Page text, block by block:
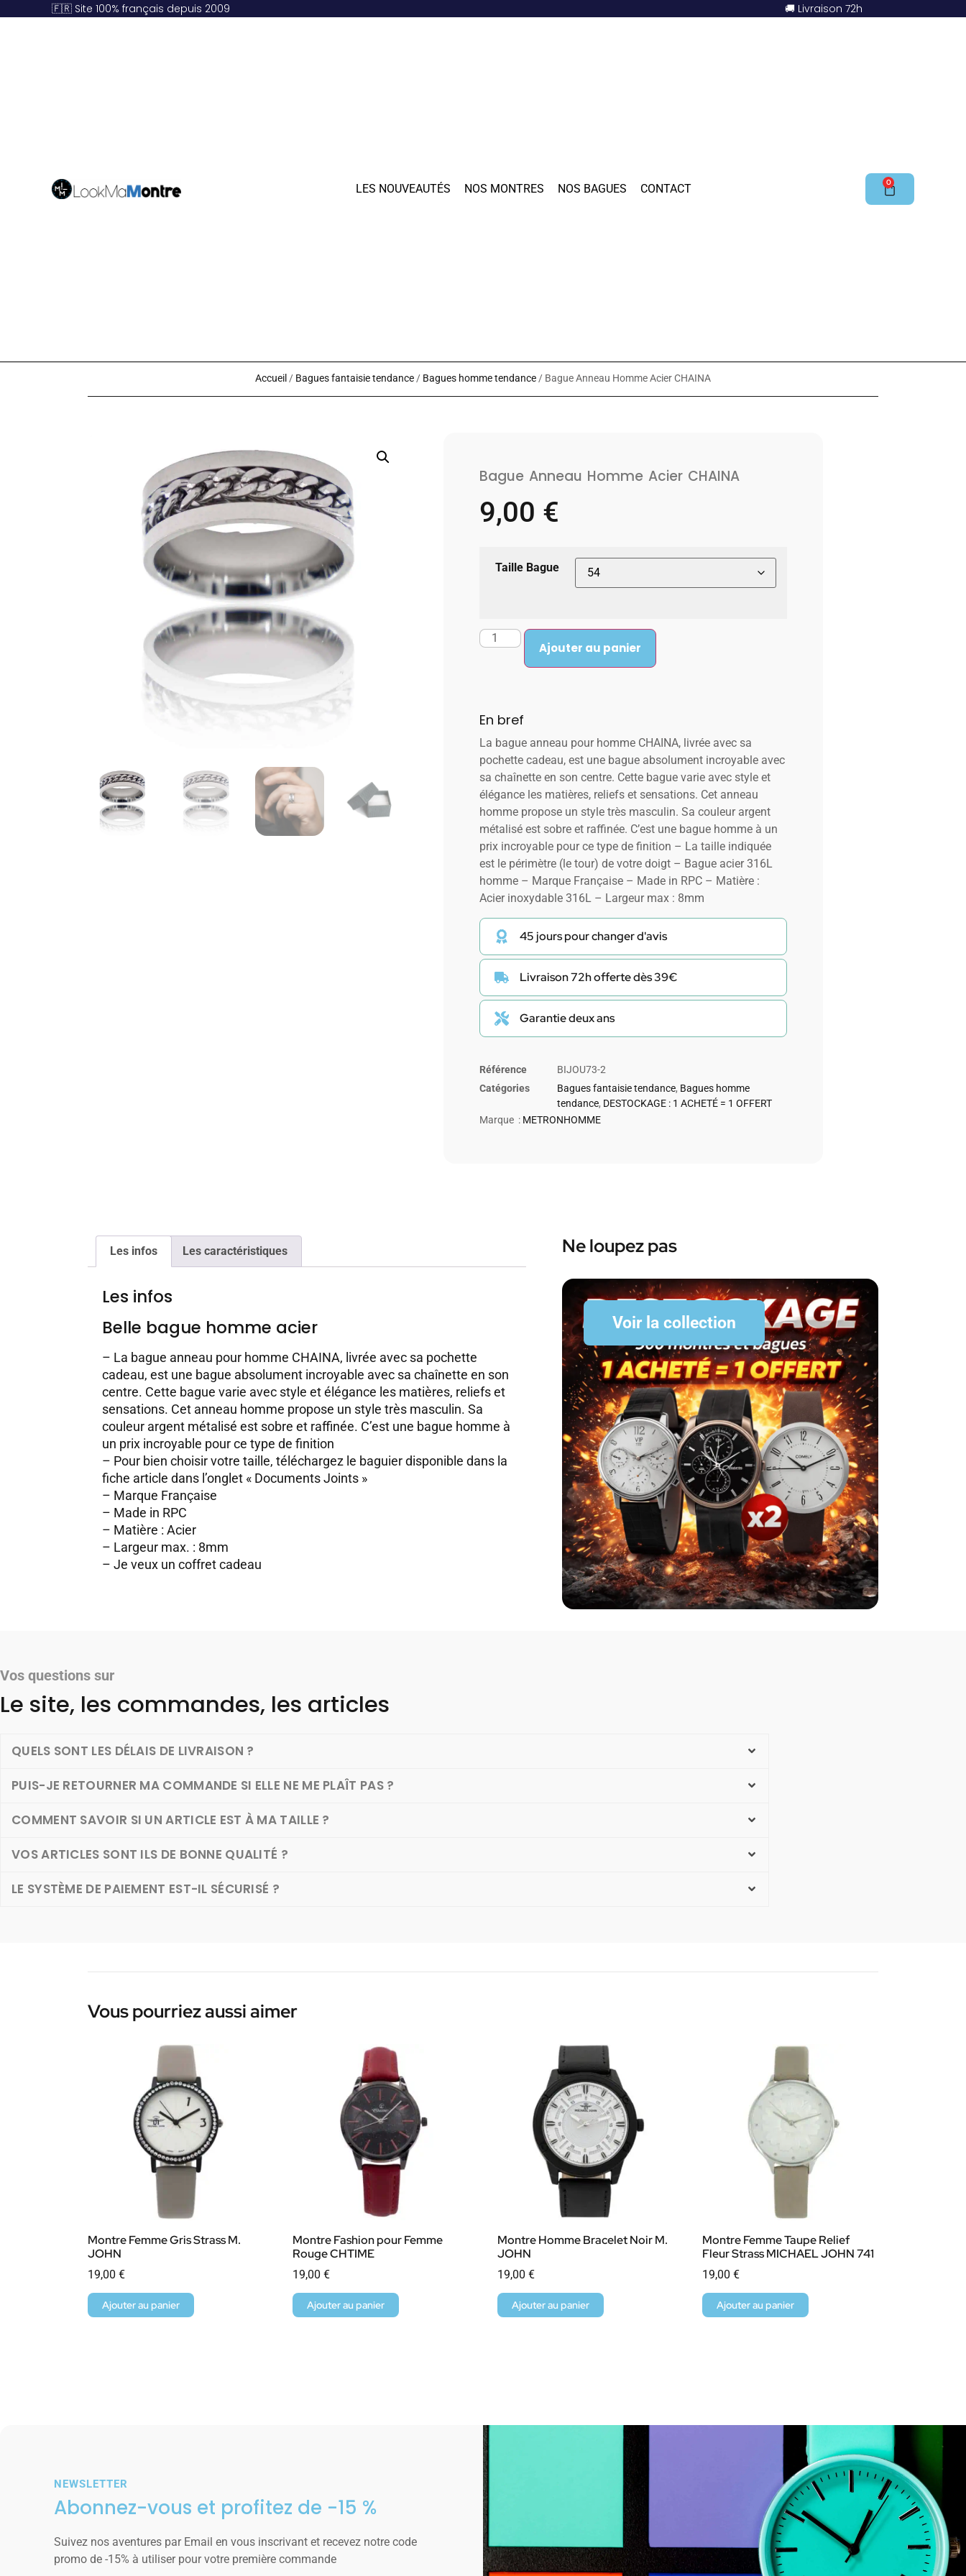
🇫🇷 Site 100% français depuis 2009 🚚 Livraison 72h
LES NOUVEAUTÉS NOS MONTRES NOS BAGUES CONTACT 0
Accueil / Bagues fantaisie tendance / Bagues homme tendance / Bague Anneau Homme Acier CHAINA
Bague Anneau Homme Acier CHAINA
9,00 €
Taille Bague
Ajouter au panier
En bref
La bague anneau pour homme CHAINA, livrée avec sa
pochette cadeau, est une bague absolument incroyable avec
sa chaînette en son centre. Cette bague varie avec style et
élégance les matières, reliefs et sensations. Cet anneau
homme propose un style très masculin. Sa couleur argent
métalisé est sobre et raffinée. C’est une bague homme à un
prix incroyable pour ce type de finition – La taille indiquée
est le périmètre (le tour) de votre doigt – Bague acier 316L
homme – Marque Française – Made in RPC – Matière :
Acier inoxydable 316L – Largeur max : 8mm
45 jours pour changer d'avis
Livraison 72h offerte dès 39€
Garantie deux ans
Référence
BIJOU73-2
Catégories
Bagues fantaisie tendance, Bagues homme
tendance, DESTOCKAGE : 1 ACHETÉ = 1 OFFERT
Marque : METRONHOMME
Les infos Les caractéristiques
Les infos
Belle bague homme acier
– La bague anneau pour homme CHAINA, livrée avec sa pochette
cadeau, est une bague absolument incroyable avec sa chaînette en son
centre. Cette bague varie avec style et élégance les matières, reliefs et
sensations. Cet anneau homme propose un style très masculin. Sa
couleur argent métalisé est sobre et raffinée. C’est une bague homme à
un prix incroyable pour ce type de finition
– Pour bien choisir votre taille, téléchargez le baguier disponible dans la
fiche article dans l’onglet « Documents Joints »
– Marque Française
– Made in RPC
– Matière : Acier
– Largeur max. : 8mm
– Je veux un coffret cadeau
Ne loupez pas
Voir la collection
Vos questions sur
Le site, les commandes, les articles
QUELS SONT LES DÉLAIS DE LIVRAISON ?
PUIS-JE RETOURNER MA COMMANDE SI ELLE NE ME PLAÎT PAS ?
COMMENT SAVOIR SI UN ARTICLE EST À MA TAILLE ?
VOS ARTICLES SONT ILS DE BONNE QUALITÉ ?
LE SYSTÈME DE PAIEMENT EST-IL SÉCURISÉ ?
Vous pourriez aussi aimer
Montre Femme Gris Strass M.
JOHN
19,00 €
Ajouter au panier
Montre Fashion pour Femme
Rouge CHTIME
19,00 €
Ajouter au panier
Montre Homme Bracelet Noir M.
JOHN
19,00 €
Ajouter au panier
Montre Femme Taupe Relief
Fleur Strass MICHAEL JOHN 741
19,00 €
Ajouter au panier
NEWSLETTER
Abonnez-vous et profitez de -15 %
Suivez nos aventures par Email en vous inscrivant et recevez notre code
promo de -15% à utiliser pour votre première commande